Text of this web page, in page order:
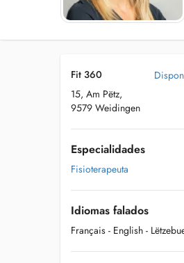
Fit 360
15, Am Pëtz,
9579 Weidingen
Especialidades
Fisioterapeuta
Idiomas falados
Français - English -